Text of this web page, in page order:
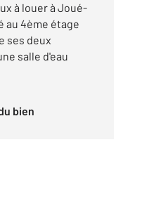
à louer à Joué-
au 4ème étage
ses deux
salle d'eau
bien